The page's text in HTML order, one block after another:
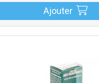
Ajouter